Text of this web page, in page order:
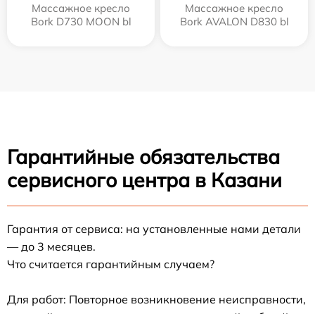
Массажное кресло
Bork D730 MOON bl
Массажное кресло
Bork AVALON D830 bl
Гарантийные обязательства
сервисного центра в Казани
Гарантия от сервиса: на установленные нами детали
— до 3 месяцев.
Что считается гарантийным случаем?
Для работ: Повторное возникновение неисправности,